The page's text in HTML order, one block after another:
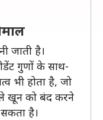
जाती है।
गुणों के साथ-
भी होता है, जो
खून को बंद करने
है।